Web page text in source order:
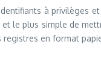
à privilèges
le plus simple de
en format